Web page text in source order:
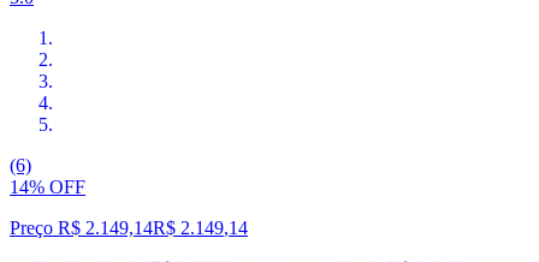
(6)
14% OFF
Preço R$ 2.149,14R$ 2.149,14